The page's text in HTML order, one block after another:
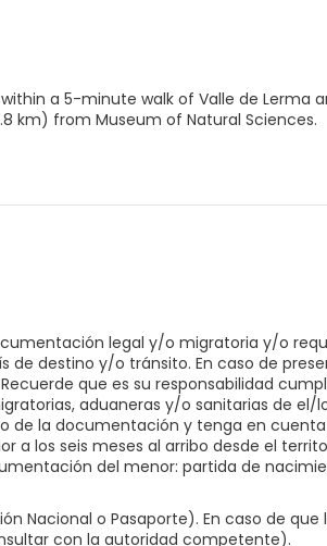
a 5-minute walk of Valle de Lerma
km) from Museum of Natural Sciences.
legal y/o migratoria y/o
destino y/o tránsito. En caso de
que es su responsabilidad
aduaneras y/o sanitarias de el/
la documentación y tenga en cuenta
a los seis meses al arribo desde el
del menor: partida de
Nacional o Pasaporte). En caso de que
con la autoridad competente).